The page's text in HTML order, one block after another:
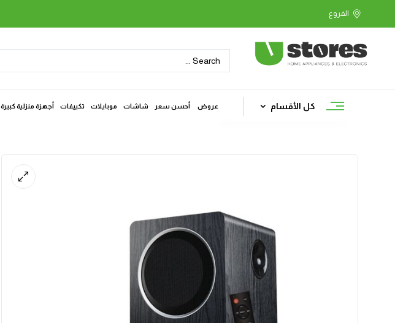
كل الأقسام عروض أحسن سعر شاشات موبايلات تكييفات أجهزة منزلية كبيرة